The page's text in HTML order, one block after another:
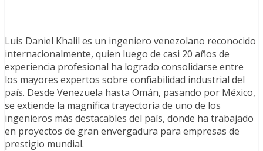
Luis Daniel Khalil es un ingeniero venezolano reconocido
internacionalmente, quien luego de casi 20 años de
experiencia profesional ha logrado consolidarse entre
los mayores expertos sobre confiabilidad industrial del
país. Desde Venezuela hasta Omán, pasando por México,
se extiende la magnífica trayectoria de uno de los
ingenieros más destacables del país, donde ha trabajado
en proyectos de gran envergadura para empresas de
prestigio mundial.